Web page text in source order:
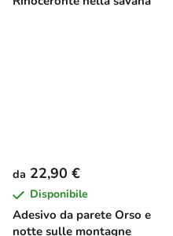
Adesivo da parete Orso e
notte sulle montagne
da 22,90 €
Disponibile